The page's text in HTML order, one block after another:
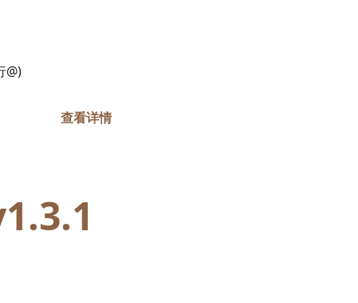
@)
查看详情